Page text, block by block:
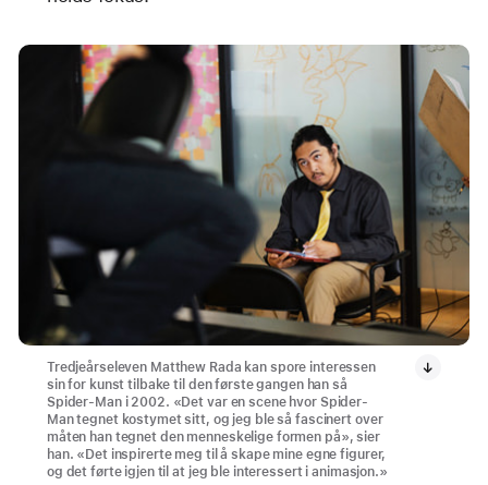
Tredjeårseleven Matthew Rada kan spore interessen
sin for kunst tilbake til den første gangen han så
Spider-Man i 2002. «Det var en scene hvor Spider-
Man tegnet kostymet sitt, og jeg ble så fascinert over
måten han tegnet den menneskelige formen på», sier
han. «Det inspirerte meg til å skape mine egne figurer,
og det førte igjen til at jeg ble interessert i animasjon.»